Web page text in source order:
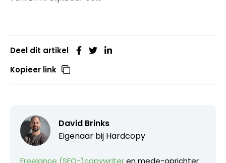
Deel dit artikel
Kopieer link
David Brinks
Eigenaar bij Hardcopy
Freelance (SEO-)copywriteren mede-oprichter